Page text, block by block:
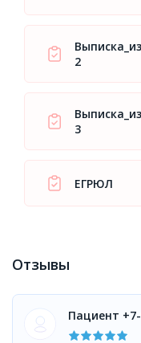
2
3
ЕГРЮЛ
Отзывы
Пациент +7-